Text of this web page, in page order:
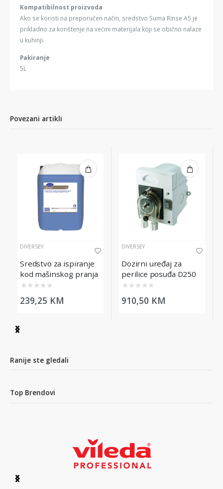
Kompatibilnost proizvoda
Ako se koristi na preporučen način, sredstvo Suma Rinse A5 je
prikladno za korištenje na većini materijala koji se obično nalaze
u kuhinji.
Pakiranje
5L
Povezani artikli
DIVERSEY
Sredstvo za ispiranje
kod mašinskog pranja
posuđa Suma Rinse
A5, 20L
★ ★ ★ ★ ★
239,25 KM
DIVERSEY
Dozirni uređaj za
perilice posuđa D250
★ ★ ★ ★ ★
910,50 KM
Item
8
Ranije ste gledali
Top Brendovi
Item